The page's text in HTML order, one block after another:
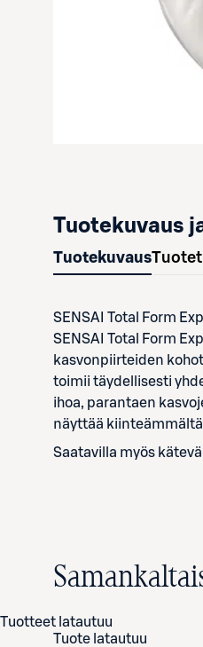
Tuotekuvaus
Tuotekuvaus
SENSAI Total Form
SENSAI Total Form
kasvonpiirteiden
toimii täydellisesti
ihoa, parantaen
näyttää
Saatavilla myös
Tuotteet latautuu
Tuote latautuu